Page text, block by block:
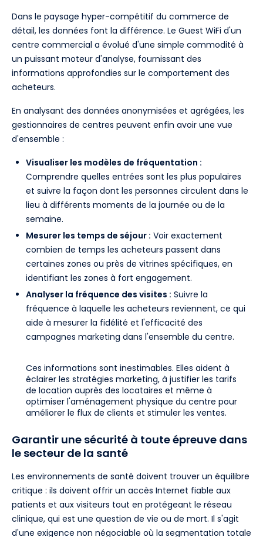
Dans le paysage hyper-compétitif du commerce de
détail, les données font la différence. Le Guest WiFi d'un
centre commercial a évolué d'une simple commodité à
un puissant moteur d'analyse, fournissant des
informations approfondies sur le comportement des
acheteurs.
En analysant des données anonymisées et agrégées, les
gestionnaires de centres peuvent enfin avoir une vue
d'ensemble :
Visualiser les modèles de fréquentation :
Comprendre quelles entrées sont les plus populaires
et suivre la façon dont les personnes circulent dans le
lieu à différents moments de la journée ou de la
semaine.
Mesurer les temps de séjour : Voir exactement
combien de temps les acheteurs passent dans
certaines zones ou près de vitrines spécifiques, en
identifiant les zones à fort engagement.
Analyser la fréquence des visites : Suivre la
fréquence à laquelle les acheteurs reviennent, ce qui
aide à mesurer la fidélité et l'efficacité des
campagnes marketing dans l'ensemble du centre.
Ces informations sont inestimables. Elles aident à
éclairer les stratégies marketing, à justifier les tarifs
de location auprès des locataires et même à
optimiser l'aménagement physique du centre pour
améliorer le flux de clients et stimuler les ventes.
Garantir une sécurité à toute épreuve dans
le secteur de la santé
Les environnements de santé doivent trouver un équilibre
critique : ils doivent offrir un accès Internet fiable aux
patients et aux visiteurs tout en protégeant le réseau
clinique, qui est une question de vie ou de mort. Il s'agit
d'une exigence non négociable où la segmentation totale